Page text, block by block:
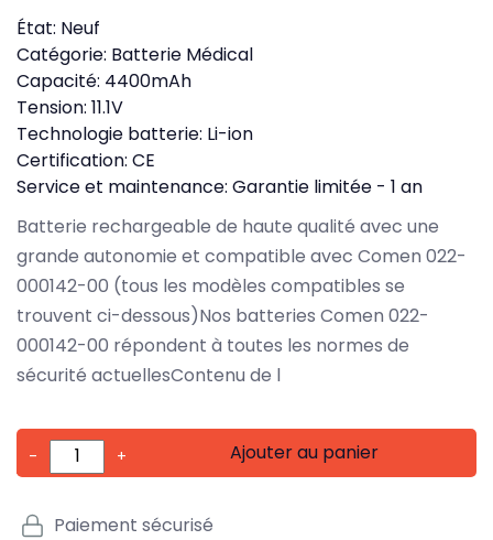
État: Neuf
Catégorie: Batterie Médical
Capacité: 4400mAh
Tension: 11.1V
Technologie batterie: Li-ion
Certification: CE
Service et maintenance: Garantie limitée - 1 an
Batterie rechargeable de haute qualité avec une
grande autonomie et compatible avec Comen 022-
000142-00 (tous les modèles compatibles se
trouvent ci-dessous)Nos batteries Comen 022-
000142-00 répondent à toutes les normes de
sécurité actuellesContenu de l
- + Ajouter au panier
Paiement sécurisé